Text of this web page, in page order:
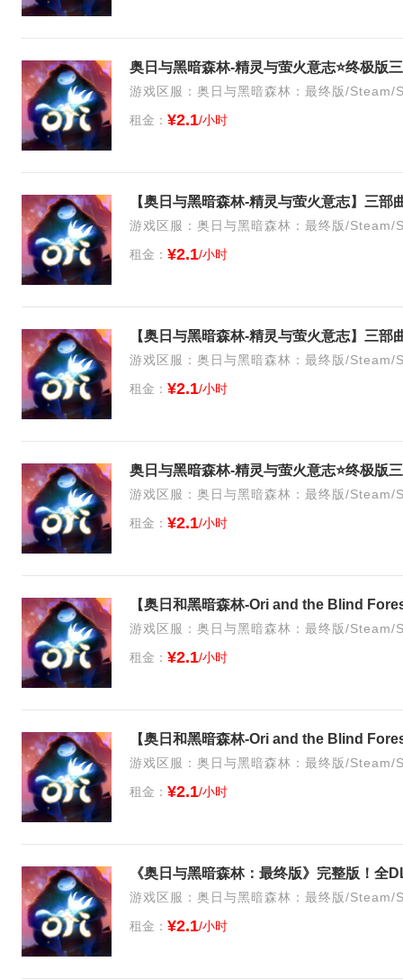
奥日与黑暗森林-精灵与萤火意志⭐终极版
游戏区服：奥日与黑暗森林：最终版/Steam/
租金： ¥2.1/小时
【奥日与黑暗森林-精灵与萤火意志】三
游戏区服：奥日与黑暗森林：最终版/Steam/
租金： ¥2.1/小时
【奥日与黑暗森林-精灵与萤火意志】三
游戏区服：奥日与黑暗森林：最终版/Steam/
租金： ¥2.1/小时
奥日与黑暗森林-精灵与萤火意志⭐终极版
游戏区服：奥日与黑暗森林：最终版/Steam/
租金： ¥2.1/小时
【奥日和黑暗森林-Ori and the Blind
游戏区服：奥日与黑暗森林：最终版/Steam/
租金： ¥2.1/小时
【奥日和黑暗森林-Ori and the Blind
游戏区服：奥日与黑暗森林：最终版/Steam/
租金： ¥2.1/小时
《奥日与黑暗森林：最终版》完整版！全
游戏区服：奥日与黑暗森林：最终版/Steam/
租金： ¥2.1/小时